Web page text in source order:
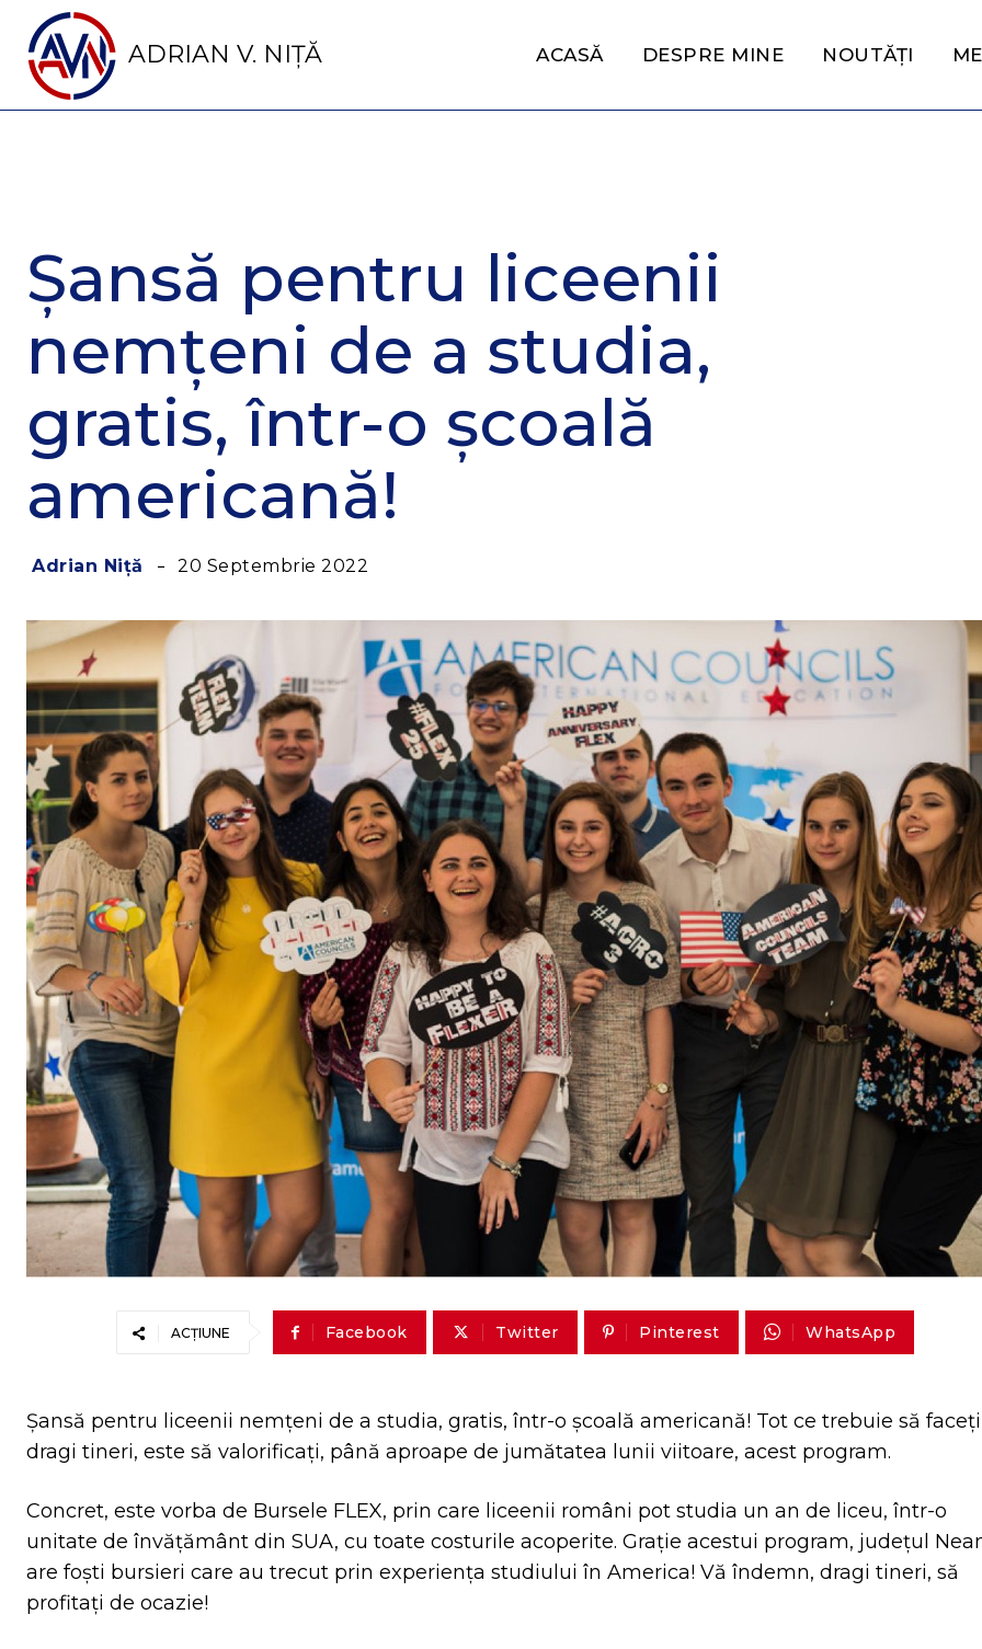
ADRIAN V. NIȚĂ ACASĂ DESPRE MINE NOUTĂȚI
Șansă pentru liceenii
nemțeni de a studia,
gratis, într-o școală
americană!
Adrian Niță 20 Septembrie 2022
ACȚIUNE Facebook Twitter Pinterest WhatsApp
Șansă pentru liceenii nemțeni de a studia, gratis, într-o școală americană! Tot ce trebuie să
dragi tineri, este să valorificați, până aproape de jumătatea lunii viitoare, acest program.
Concret, este vorba de Bursele FLEX, prin care liceenii români pot studia un an de liceu, într-o
unitate de învățământ din SUA, cu toate costurile acoperite. Grație acestui program, județul
are foști bursieri care au trecut prin experiența studiului în America! Vă îndemn, dragi tineri, să
profitați de ocazie!